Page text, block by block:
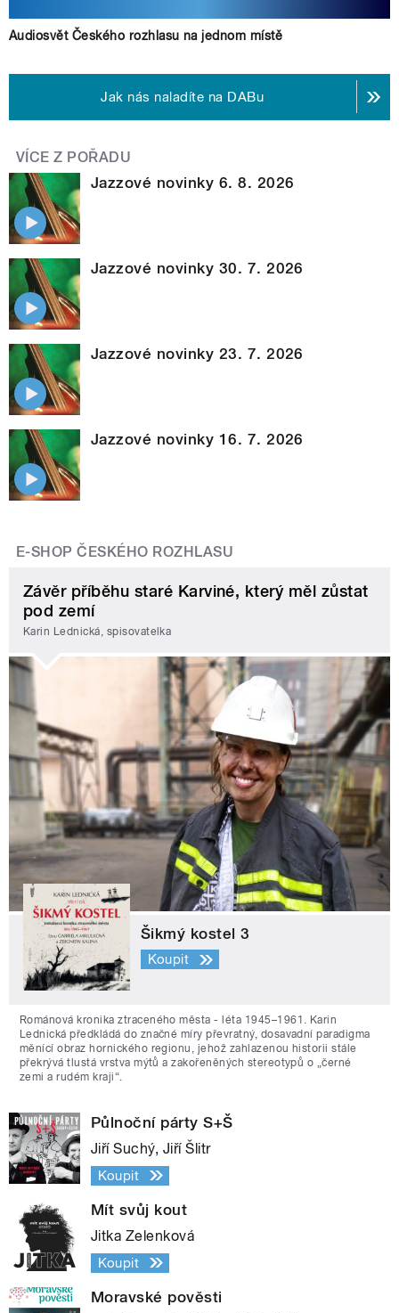
Audiosvět Českého rozhlasu na jednom místě
Jak nás naladíte na DABu
VÍCE Z POŘADU
Jazzové novinky 6. 8. 2026
Jazzové novinky 30. 7. 2026
Jazzové novinky 23. 7. 2026
Jazzové novinky 16. 7. 2026
E-SHOP ČESKÉHO ROZHLASU
Závěr příběhu staré Karviné, který měl zůstat
pod zemí
Karin Lednická, spisovatelka
Šikmý kostel 3
Koupit
Románová kronika ztraceného města - léta 1945–1961. Karin
Lednická předkládá do značné míry převratný, dosavadní paradigma
měnící obraz hornického regionu, jehož zahlazenou historii stále
překrývá tlustá vrstva mýtů a zakořeněných stereotypů o „černé
zemi a rudém kraji“.
Půlnoční párty S+Š
Jiří Suchý, Jiří Šlitr
Koupit
Mít svůj kout
Jitka Zelenková
Koupit
Moravské pověsti